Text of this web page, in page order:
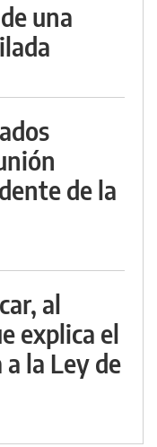
una
de la
al
explica el
la Ley de